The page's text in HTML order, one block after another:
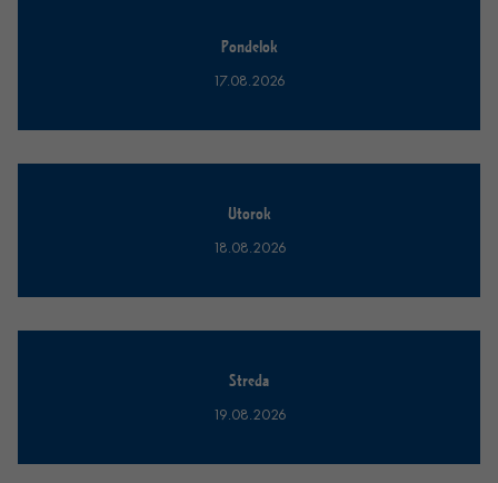
Pondelok
17.08.2026
Utorok
18.08.2026
Streda
19.08.2026